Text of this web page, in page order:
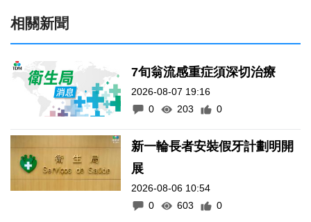
相關新聞
7旬翁流感重症須深切治療
2026-08-07 19:16
0
203 0
新一輪長者安裝假牙計劃明開
展
2026-08-06 10:54
0
603 0